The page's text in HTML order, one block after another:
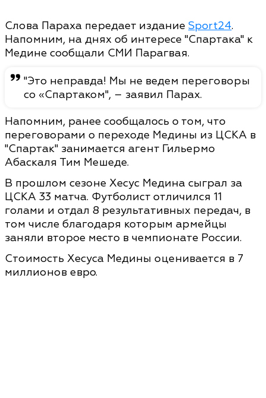
Слова Параха передает издание Sport24.
Напомним, на днях об интересе "Спартака" к
Медине сообщали СМИ Парагвая.
"Это неправда! Мы не ведем переговоры
со «Спартаком", – заявил Парах.
Напомним, ранее сообщалось о том, что
переговорами о переходе Медины из ЦСКА в
"Спартак" занимается агент Гильермо
Абаскаля Тим Мешеде.
В прошлом сезоне Хесус Медина сыграл за
ЦСКА 33 матча. Футболист отличился 11
голами и отдал 8 результативных передач, в
том числе благодаря которым армейцы
заняли второе место в чемпионате России.
Стоимость Хесуса Медины оценивается в 7
миллионов евро.